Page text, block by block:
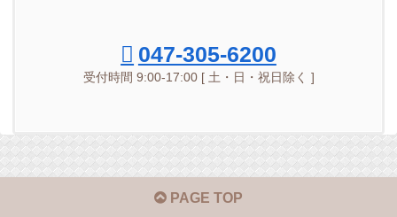
047-305-6200
受付時間 9:00-17:00 [ 土・日・祝日除く ]
PAGE TOP